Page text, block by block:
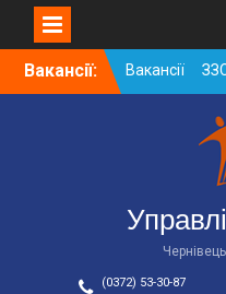
SkipВакансії:
Вакансії
2026
Вакансії
дошкільних
ЗЗСО
01.08.2026 р.
(0372) 53-30-87